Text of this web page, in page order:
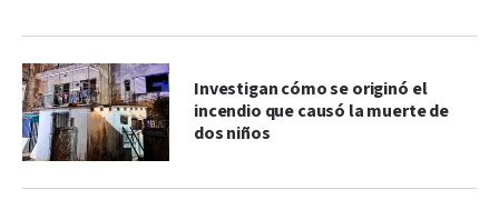
Investigan cómo se originó el
incendio que causó la muerte de
dos niños